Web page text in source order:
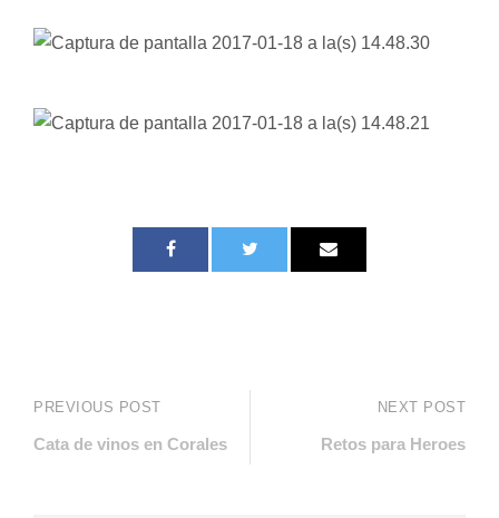
PREVIOUS POST
Cata de vinos en Corales
NEXT POST
Retos para Heroes